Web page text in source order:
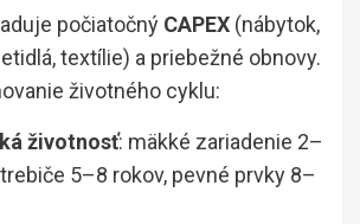
počiatočný CAPEX (nábytok,
textílie) a priebežné obnovy.
životného cyklu:
životnosť: mäkké zariadenie 2–
5–8 rokov, pevné prvky 8–